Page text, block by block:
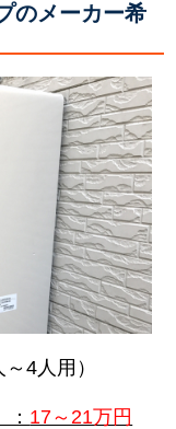
のメーカー希
4人用）
17～21万円